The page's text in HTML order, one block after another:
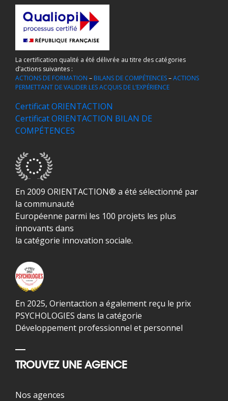
La certification qualité a été délivrée au titre des catégories
d’actions suivantes :
ACTIONS DE FORMATION – BILANS DE COMPÉTENCES–ACTIONS
PERMETTANT DE VALIDER LES ACQUIS DE L’EXPÉRIENCE
Certificat ORIENTACTION
Certificat ORIENTACTION BILAN DE
COMPÉTENCES
En 2009 ORIENTACTION® a été sélectionné par
la communauté
Européenne parmi les 100 projets les plus
innovants dans
la catégorie innovation sociale.
En 2025, Orientaction a également reçu le prix
PSYCHOLOGIES dans la catégorie
Développement professionnel et personnel
TROUVEZ UNE AGENCE
Nos agences